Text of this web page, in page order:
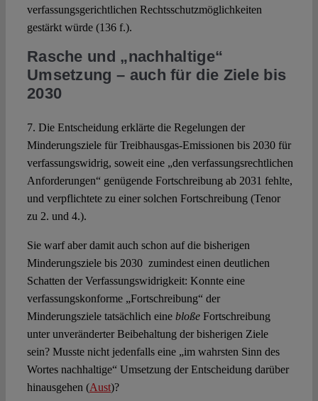
verfassungsgerichtlichen Rechtsschutzmöglichkeiten
gestärkt würde (136 f.).
Rasche und „nachhaltige“
Umsetzung – auch für die Ziele bis
2030
7. Die Entscheidung erklärte die Regelungen der
Minderungsziele für Treibhausgas-Emissionen bis 2030 für
verfassungswidrig, soweit eine „den verfassungsrechtlichen
Anforderungen“ genügende Fortschreibung ab 2031 fehlte,
und verpflichtete zu einer solchen Fortschreibung (Tenor
zu 2. und 4.).
Sie warf aber damit auch schon auf die bisherigen
Minderungsziele bis 2030 zumindest einen deutlichen
Schatten der Verfassungswidrigkeit: Konnte eine
verfassungskonforme „Fortschreibung“ der
Minderungsziele tatsächlich eine bloße Fortschreibung
unter unveränderter Beibehaltung der bisherigen Ziele
sein? Musste nicht jedenfalls eine „im wahrsten Sinn des
Wortes nachhaltige“ Umsetzung der Entscheidung darüber
hinausgehen (Aust)?